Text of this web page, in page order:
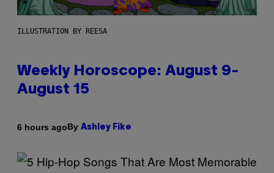
ILLUSTRATION BY REESA
Weekly Horoscope: August 9-
August 15
6 hours agoBy Ashley Fike